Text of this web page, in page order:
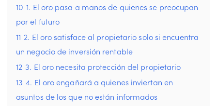
10 1. El oro pasa a manos de quienes se preocupan
por el futuro
11 2. El oro satisface al propietario solo si encuentra
un negocio de inversión rentable
12 3. El oro necesita protección del propietario
13 4. El oro engañará a quienes inviertan en
asuntos de los que no están informados